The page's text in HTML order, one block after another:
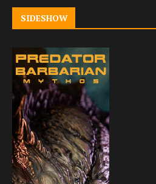
SIDESHOW